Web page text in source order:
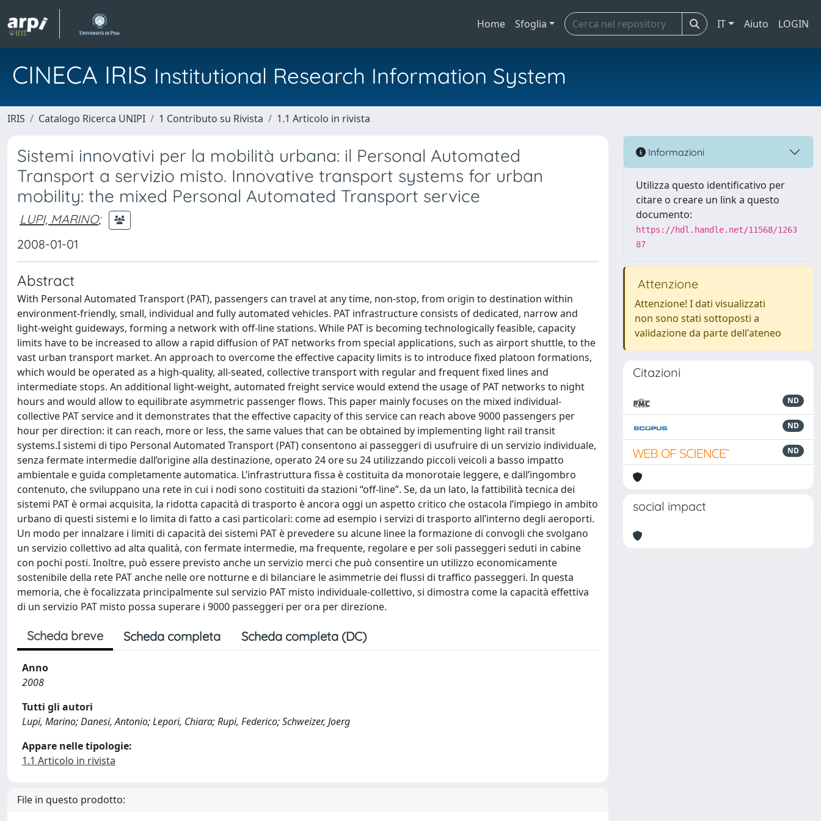
Home Sfoglia IT Aiuto LOGIN
CINECA IRIS Institutional Research Information System
IRIS Catalogo Ricerca UNIPI 1 Contributo su Rivista 1.1 Articolo in rivista
Sistemi innovativi per la mobilità urbana: il Personal Automated
Transport a servizio misto. Innovative transport systems for urban
mobility: the mixed Personal Automated Transport service
LUPI, MARINO;
2008-01-01
Abstract
With Personal Automated Transport (PAT), passengers can travel at any time, non-stop, from origin to destination within
environment-friendly, small, individual and fully automated vehicles. PAT infrastructure consists of dedicated, narrow and
light-weight guideways, forming a network with off-line stations. While PAT is becoming technologically feasible, capacity
limits have to be increased to allow a rapid diffusion of PAT networks from special applications, such as airport shuttle, to the
vast urban transport market. An approach to overcome the effective capacity limits is to introduce fixed platoon formations,
which would be operated as a high-quality, all-seated, collective transport with regular and frequent fixed lines and
intermediate stops. An additional light-weight, automated freight service would extend the usage of PAT networks to night
hours and would allow to equilibrate asymmetric passenger flows. This paper mainly focuses on the mixed individual-
collective PAT service and it demonstrates that the effective capacity of this service can reach above 9000 passengers per
hour per direction: it can reach, more or less, the same values that can be obtained by implementing light rail transit
systems.I sistemi di tipo Personal Automated Transport (PAT) consentono ai passeggeri di usufruire di un servizio individuale,
senza fermate intermedie dall’origine alla destinazione, operato 24 ore su 24 utilizzando piccoli veicoli a basso impatto
ambientale e guida completamente automatica. L’infrastruttura fissa è costituita da monorotaie leggere, e dall’ingombro
contenuto, che sviluppano una rete in cui i nodi sono costituiti da stazioni “off-line”. Se, da un lato, la fattibilità tecnica dei
sistemi PAT è ormai acquisita, la ridotta capacità di trasporto è ancora oggi un aspetto critico che ostacola l’impiego in ambito
urbano di questi sistemi e lo limita di fatto a casi particolari: come ad esempio i servizi di trasporto all’interno degli aeroporti.
Un modo per innalzare i limiti di capacità dei sistemi PAT è prevedere su alcune linee la formazione di convogli che svolgano
un servizio collettivo ad alta qualità, con fermate intermedie, ma frequente, regolare e per soli passeggeri seduti in cabine
con pochi posti. Inoltre, può essere previsto anche un servizio merci che può consentire un utilizzo economicamente
sostenibile della rete PAT anche nelle ore notturne e di bilanciare le asimmetrie dei flussi di traffico passeggeri. In questa
memoria, che è focalizzata principalmente sul servizio PAT misto individuale-collettivo, si dimostra come la capacità effettiva
di un servizio PAT misto possa superare i 9000 passeggeri per ora per direzione.
Scheda breve Scheda completa Scheda completa (DC)
Anno
2008
Tutti gli autori
Lupi, Marino; Danesi, Antonio; Lepori, Chiara; Rupi, Federico; Schweizer, Joerg
Appare nelle tipologie:
1.1 Articolo in rivista
File in questo prodotto:
Informazioni
Utilizza questo identificativo per
citare o creare un link a questo
documento:
https://hdl.handle.net/11568/1263
87
Attenzione
Attenzione! I dati visualizzati
non sono stati sottoposti a
validazione da parte dell'ateneo
Citazioni
ND
ND
ND
social impact